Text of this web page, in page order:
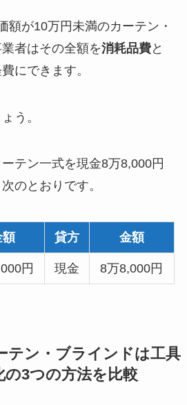
額が10万円未満のカーテン・
者はその全額を消耗品費と
にできます。
う。
テン一式を現金8万8,000円
のとおりです。
額 貸方 金額
円 現金 8万8,000円
テン・ブラインドは工具
の3つの方法を比較